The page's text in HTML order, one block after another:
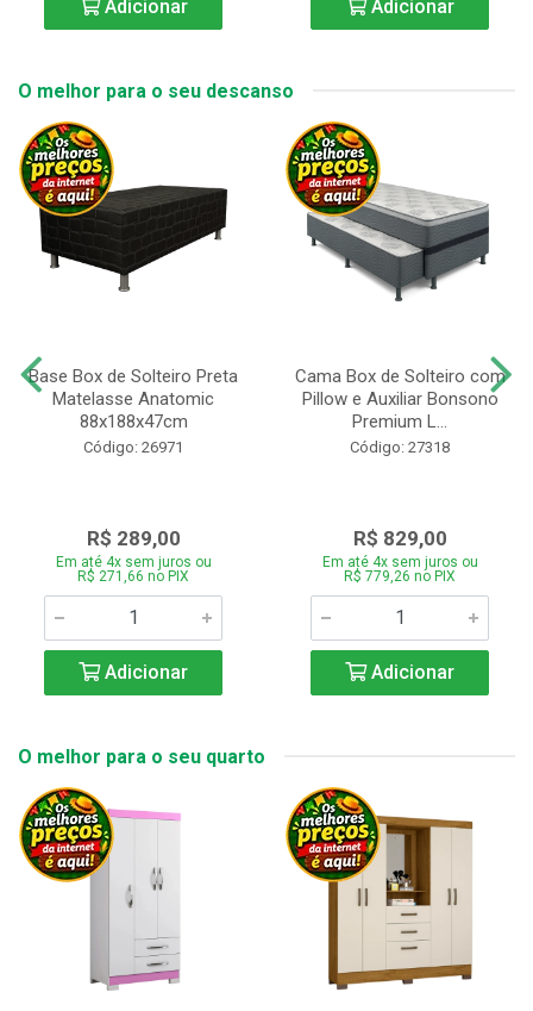
Adicionar Adicionar
O melhor para o seu descanso
Base Box de Solteiro Preta
Matelasse Anatomic
88x188x47cm
Código: 26971
R$ 289,00
Em até 4x sem juros ou
R$ 271,66 no PIX
Adicionar
Cama Box de Solteiro com
Pillow e Auxiliar Bonsono
Premium L...
Código: 27318
R$ 829,00
Em até 4x sem juros ou
R$ 779,26 no PIX
Adicionar
O melhor para o seu quarto